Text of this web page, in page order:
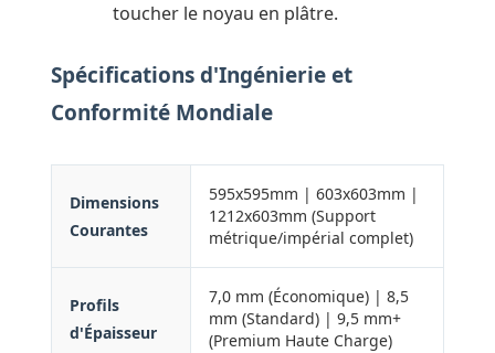
toucher le noyau en plâtre.
Spécifications d'Ingénierie et
Conformité Mondiale
Dimensions
Courantes
595x595mm | 603x603mm |
1212x603mm (Support
métrique/impérial complet)
Profils
d'Épaisseur
7,0 mm (Économique) | 8,5
mm (Standard) | 9,5 mm+
(Premium Haute Charge)